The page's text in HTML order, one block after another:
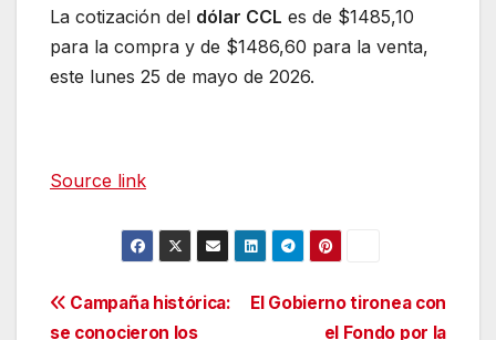
La cotización del dólar CCL es de $1485,10
para la compra y de $1486,60 para la venta,
este lunes 25 de mayo de 2026.
Source link
Navegación
El Gobierno tironea con
el Fondo por la
Campaña histórica:
se conocieron los